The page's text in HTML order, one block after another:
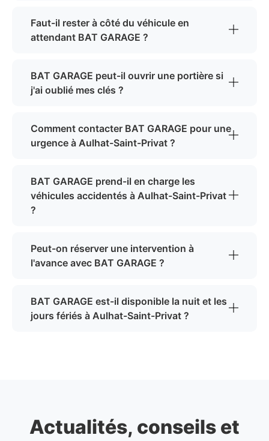
Faut-il rester à côté du véhicule en
attendant BAT GARAGE ?
BAT GARAGE peut-il ouvrir une portière si
j'ai oublié mes clés ?
Comment contacter BAT GARAGE pour une
urgence à Aulhat-Saint-Privat ?
BAT GARAGE prend-il en charge les
véhicules accidentés à Aulhat-Saint-Privat
?
Peut-on réserver une intervention à
l'avance avec BAT GARAGE ?
BAT GARAGE est-il disponible la nuit et les
jours fériés à Aulhat-Saint-Privat ?
Actualités, conseils et